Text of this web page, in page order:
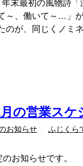
末最初の風物詩「
～、働いて～…」
のが、同じくノミ
月の営業ス
お知らせ ふじくら
のお知らせです